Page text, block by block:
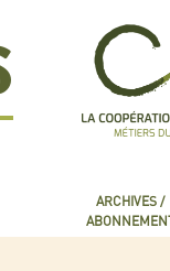
ARCHIVES /